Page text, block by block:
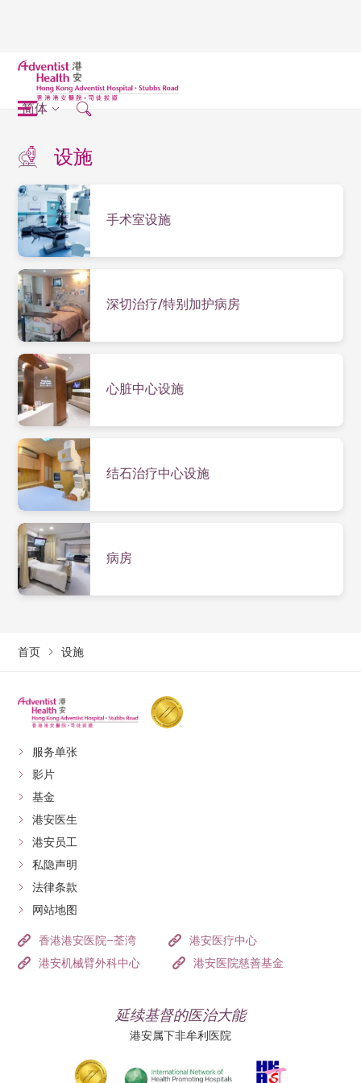
简体
设施
手术室设施
深切治疗/特别加护病房
心脏中心设施
结石治疗中心设施
病房
首页 设施
服务单张
影片
基金
港安医生
港安员工
私隐声明
法律条款
网站地图
香港港安医院–荃湾
港安医疗中心
港安机械臂外科中心
港安医院慈善基金
延续基督的医治大能
港安属下非牟利医院